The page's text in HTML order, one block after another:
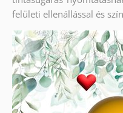
felületi ellenállással és